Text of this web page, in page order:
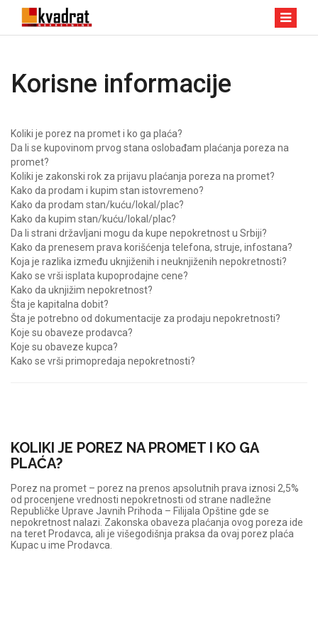
Korisne informacije
Koliki je porez na promet i ko ga plaća?
Da li se kupovinom prvog stana oslobađam plaćanja poreza na
promet?
Koliki je zakonski rok za prijavu plaćanja poreza na promet?
Kako da prodam i kupim stan istovremeno?
Kako da prodam stan/kuću/lokal/plac?
Kako da kupim stan/kuću/lokal/plac?
Da li strani državljani mogu da kupe nepokretnost u Srbiji?
Kako da prenesem prava korišćenja telefona, struje, infostana?
Koja je razlika između uknjiženih i neuknjiženih nepokretnosti?
Kako se vrši isplata kupoprodajne cene?
Kako da uknjižim nepokretnost?
Šta je kapitalna dobit?
Šta je potrebno od dokumentacije za prodaju nepokretnosti?
Koje su obaveze prodavca?
Koje su obaveze kupca?
Kako se vrši primopredaja nepokretnosti?
KOLIKI JE POREZ NA PROMET I KO GA
PLAĆA?
Porez na promet – porez na prenos apsolutnih prava iznosi 2,5%
od procenjene vrednosti nepokretnosti od strane nadležne
Republičke Uprave Javnih Prihoda – Filijala Opštine gde se
nepokretnost nalazi. Zakonska obaveza plaćanja ovog poreza ide
na teret Prodavca, ali je višegodišnja praksa da ovaj porez plaća
Kupac u ime Prodavca.